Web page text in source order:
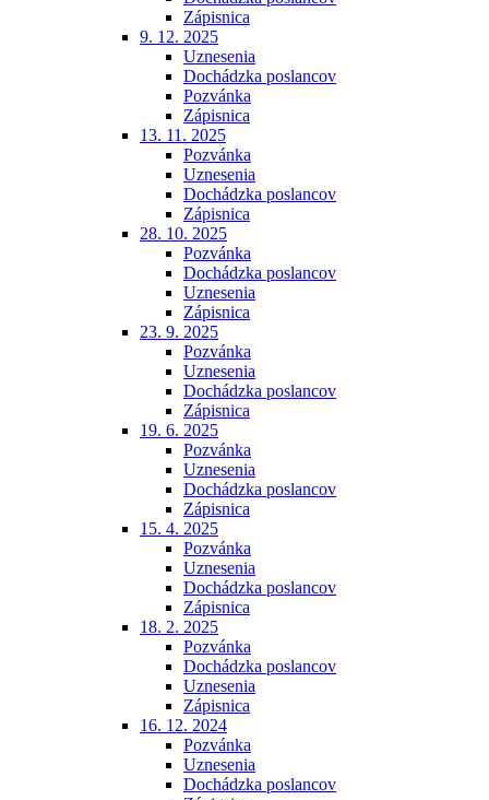
Zápisnica
9. 12. 2025
Uznesenia
Dochádzka poslancov
Pozvánka
Zápisnica
13. 11. 2025
Pozvánka
Uznesenia
Dochádzka poslancov
Zápisnica
28. 10. 2025
Pozvánka
Dochádzka poslancov
Uznesenia
Zápisnica
23. 9. 2025
Pozvánka
Uznesenia
Dochádzka poslancov
Zápisnica
19. 6. 2025
Pozvánka
Uznesenia
Dochádzka poslancov
Zápisnica
15. 4. 2025
Pozvánka
Uznesenia
Dochádzka poslancov
Zápisnica
18. 2. 2025
Pozvánka
Dochádzka poslancov
Uznesenia
Zápisnica
16. 12. 2024
Pozvánka
Uznesenia
Dochádzka poslancov